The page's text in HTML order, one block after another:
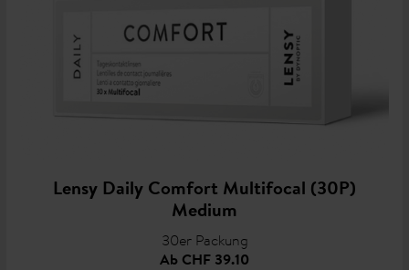
Lensy Daily Comfort Multifocal (30P)
Medium
30er Packung
Ab CHF 39.10